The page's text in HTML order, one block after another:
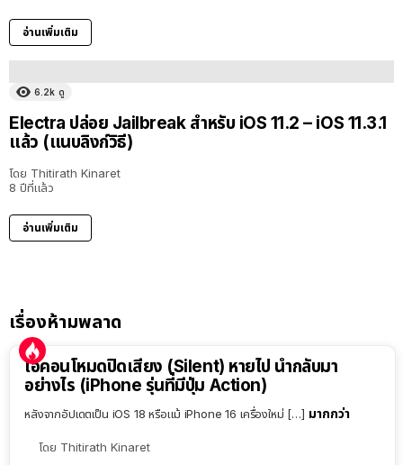
อ่านเพิ่มเติม
6.2k ดู
Electra ปล่อย Jailbreak สำหรับ iOS 11.2 – iOS 11.3.1
แล้ว (แนบลิงก์วิธี)
โดย Thitirath Kinaret
8 ปีที่แล้ว
อ่านเพิ่มเติม
เรื่องห้ามพลาด
ไอคอนโหมดปิดเสียง (Silent) หายไป นำกลับมา
อย่างไร (iPhone รุ่นที่มีปุ่ม Action)
หลังจากอัปเดตเป็น iOS 18 หรือแม้ iPhone 16 เครื่องใหม่ […] มากกว่า
โดย Thitirath Kinaret